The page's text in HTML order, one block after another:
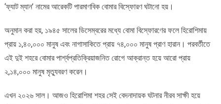
‘ফ্যাট ম্যান’ নামের আরেকটি পারমাণবিক বোমার বিস্ফোরণ ঘটানো হয়।
অনুমান করা হয়, ১৯৪৫ সালের ডিসেম্বরের মধ্যে বোমা বিস্ফোরণের ফলে হিরোশিমায়
প্রায় ১,৪০,০০০ মানুষ এবং নাগাসাকিতে প্রায় ৭৪,০০০ মানুষ প্রাণ হারান। পরবর্তীতে
এই দুই শহরে বোমার পার্শ্বপ্রতিক্রিয়াজনিত রোগে আক্রান্ত হয়ে আরো প্রায়
২,১৪,০০০ মানুষ মৃত্যুবরণ করেন।
এখন ২০২৬ সাল। আজও হিরোশিমা শহর সেই বেদনাদায়ক ঘটনার নীরব সাক্ষী হয়ে